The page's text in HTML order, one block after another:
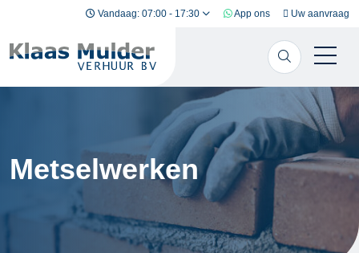
Ga naar inhoud Vandaag: 07:00 - 17:30 App ons Uw aanvraag
Metselwerken